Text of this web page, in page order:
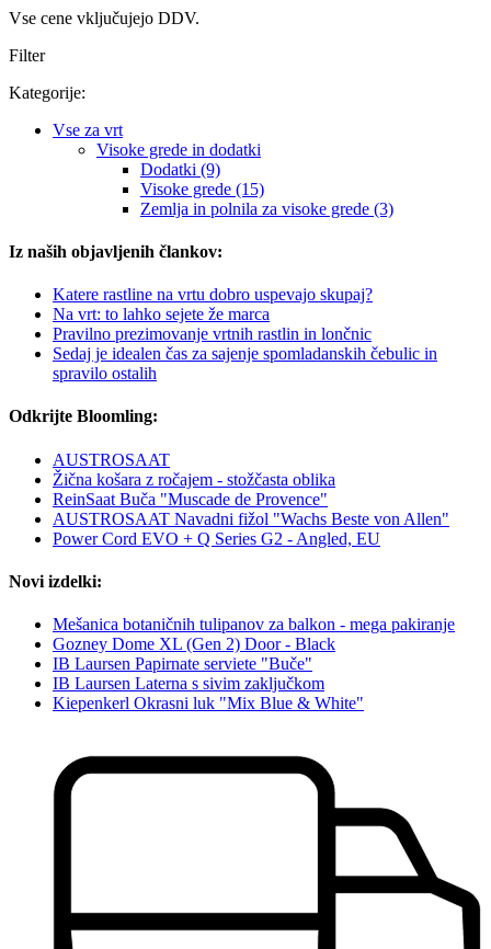
Vse cene vključujejo DDV.
Filter
Kategorije:
Vse za vrt
Visoke grede in dodatki
Dodatki (9)
Visoke grede (15)
Zemlja in polnila za visoke grede (3)
Iz naših objavljenih člankov:
Katere rastline na vrtu dobro uspevajo skupaj?
Na vrt: to lahko sejete že marca
Pravilno prezimovanje vrtnih rastlin in lončnic
Sedaj je idealen čas za sajenje spomladanskih čebulic in
spravilo ostalih
Odkrijte Bloomling:
AUSTROSAAT
Žična košara z ročajem - stožčasta oblika
ReinSaat Buča "Muscade de Provence"
AUSTROSAAT Navadni fižol "Wachs Beste von Allen"
Power Cord EVO + Q Series G2 - Angled, EU
Novi izdelki:
Mešanica botaničnih tulipanov za balkon - mega pakiranje
Gozney Dome XL (Gen 2) Door - Black
IB Laursen Papirnate serviete "Buče"
IB Laursen Laterna s sivim zaključkom
Kiepenkerl Okrasni luk "Mix Blue & White"